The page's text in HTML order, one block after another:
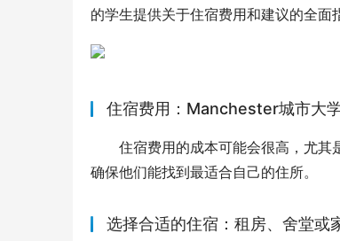
的学生提供关于住宿费用和建议的全面
住宿费用：Manchester城市大
住宿费用的成本可能会很高，尤
确保他们能找到最适合自己的住所。
选择合适的住宿：租房、舍堂或